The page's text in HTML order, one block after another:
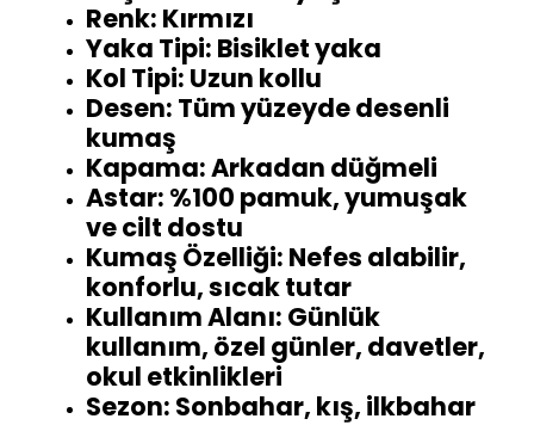
Renk: Kırmızı
Yaka Tipi: Bisiklet yaka
Kol Tipi: Uzun kollu
Desen: Tüm yüzeyde desenli
kumaş
Kapama: Arkadan düğmeli
Astar: %100 pamuk, yumuşak
ve cilt dostu
Kumaş Özelliği: Nefes alabilir,
konforlu, sıcak tutar
Kullanım Alanı: Günlük
kullanım, özel günler, davetler,
okul etkinlikleri
Sezon: Sonbahar, kış, ilkbahar